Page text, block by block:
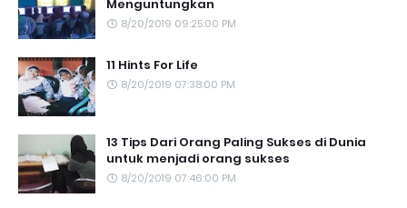
Menguntungkan
8/20/2019 09:25:00 PM
11 Hints For Life
8/20/2019 07:38:00 PM
13 Tips Dari Orang Paling Sukses di Dunia
untuk menjadi orang sukses
8/20/2019 07:46:00 PM